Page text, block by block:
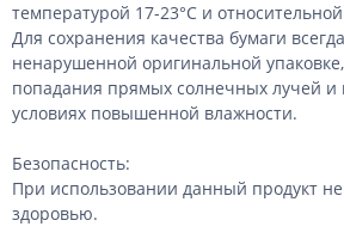
температурой 17-23°С и
Для сохранения качества бумаги
ненарушенной оригинальной
попадания прямых солнечных лучей и
условиях повышенной влажности.
Безопасность:
При использовании данный продукт
здоровью.